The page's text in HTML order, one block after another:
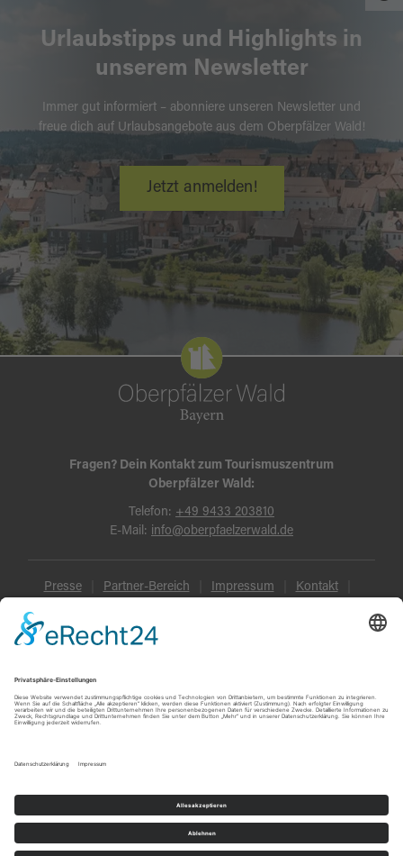
Urlaubstipps und Highlights in
unserem Newsletter
Immer gut informiert – abonniere unseren Newsletter und
freue dich auf Urlaubsangebote aus dem Oberpfälzer Wald!
Jetzt anmelden!
Fragen? Dein Kontakt zum Tourismuszentrum
Oberpfälzer Wald:
Telefon: +49 9433 203810
E-Mail: info@oberpfaelzerwald.de
Presse Partner-Bereich Impressum Kontakt
Datenschutz
© Oberpfälzer Wald 2026